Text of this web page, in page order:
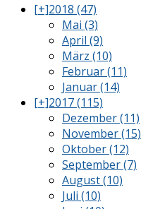
[+]2018 (47)
Mai (3)
April (9)
März (10)
Februar (11)
Januar (14)
[+]2017 (115)
Dezember (11)
November (15)
Oktober (12)
September (7)
August (10)
Juli (10)